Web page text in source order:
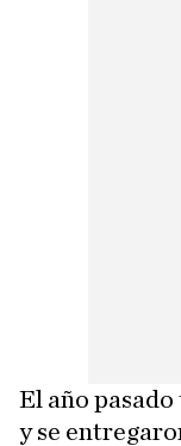
El año
y se